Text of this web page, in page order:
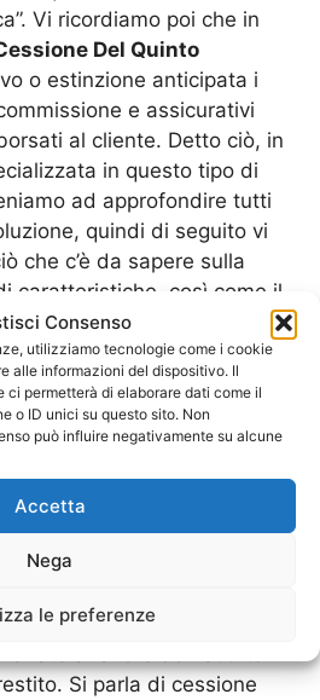
Consenso
utilizziamo tecnologie come i cookie
alle informazioni del dispositivo. Il
ci permetterà di elaborare dati come il
o ID unici su questo sito. Non
può influire negativamente su alcune
Accetta
Nega
le preferenze
Vi ricordiamo poi che in
Del Quinto
o estinzione anticipata i
e assicurativi
al cliente. Detto ciò, in
in questo tipo di
ad approfondire tutti
quindi di seguito vi
che c’è da sapere sulla
caratteristiche, così come il
la cessione è un
fisso con rimborso a rate
che, in questa
rimborso delle rate non
richiedente bensì dal suo
il relativo importo è
dal netto in busta paga
datore di lavoro,
, è pertanto il soggetto
Si parla di cessione